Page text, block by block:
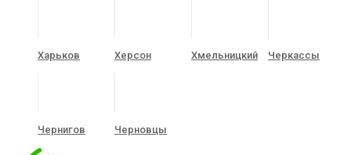
Харьков Херсон Хмельницкий Черкассы
Чернигов Черновцы